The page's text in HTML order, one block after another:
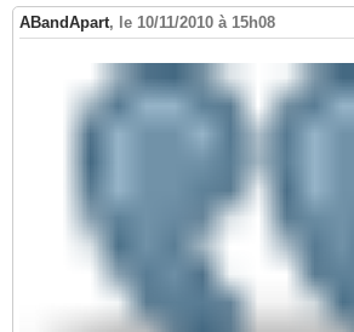
ABandApart, le 10/11/2010 à 15h08